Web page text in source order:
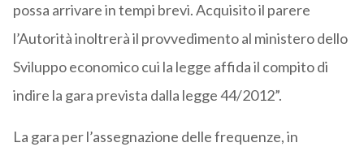
possa arrivare in tempi brevi. Acquisito il parere
l’Autorità inoltrerà il provvedimento al ministero dello
Sviluppo economico cui la legge affida il compito di
indire la gara prevista dalla legge 44/2012”.
La gara per l’assegnazione delle frequenze, in